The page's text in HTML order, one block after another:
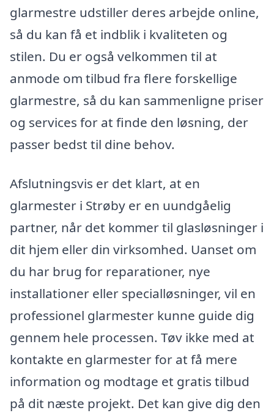
glarmestre udstiller deres arbejde online,
så du kan få et indblik i kvaliteten og
stilen. Du er også velkommen til at
anmode om tilbud fra flere forskellige
glarmestre, så du kan sammenligne priser
og services for at finde den løsning, der
passer bedst til dine behov.
Afslutningsvis er det klart, at en
glarmester i Strøby er en uundgåelig
partner, når det kommer til glasløsninger i
dit hjem eller din virksomhed. Uanset om
du har brug for reparationer, nye
installationer eller specialløsninger, vil en
professionel glarmester kunne guide dig
gennem hele processen. Tøv ikke med at
kontakte en glarmester for at få mere
information og modtage et gratis tilbud
på dit næste projekt. Det kan give dig den